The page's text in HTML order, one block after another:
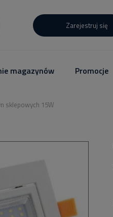
Zarejestruj się
magazynów Promocje
sklepowych 15W